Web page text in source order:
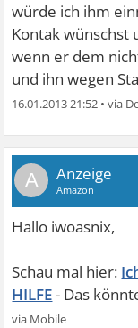
würde ich ihm
Kontak wünschst
wenn er dem
und ihn wegen
16.01.2013 21:52 •
A
HILFE